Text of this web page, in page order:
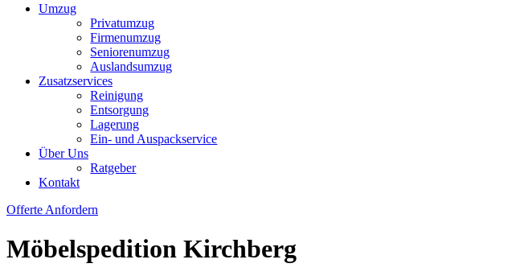
Umzug
Privatumzug
Firmenumzug
Seniorenumzug
Auslandsumzug
Zusatzservices
Reinigung
Entsorgung
Lagerung
Ein- und Auspackservice
Über Uns
Ratgeber
Kontakt
Offerte Anfordern
Möbelspedition Kirchberg